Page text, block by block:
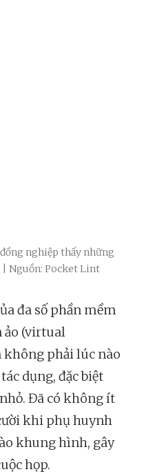
nghiệp thấy những
| Nguồn: Pocket Lint
đa số phần mềm
ảo (virtual
phải lúc nào
dụng, đặc biệt
Đã có không ít
khi phụ huynh
khung hình, gây
họp.